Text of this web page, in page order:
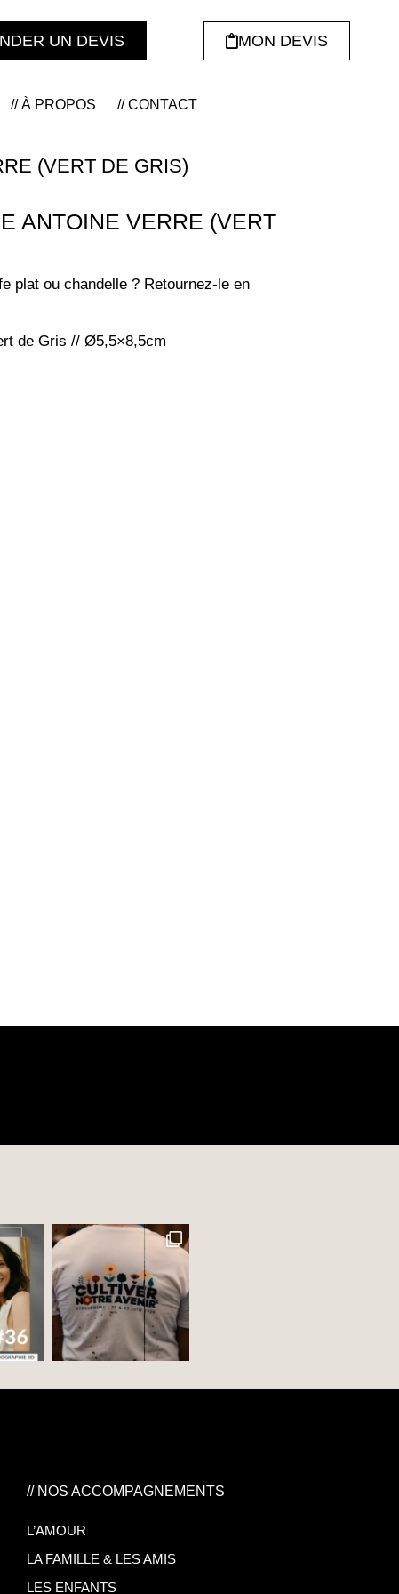
UN DEVIS MON DEVIS
// À PROPOS // CONTACT
(VERT DE GRIS)
ANTOINE VERRE (VERT
plat ou chandelle ? Retournez-le en
de Gris // Ø5,5×8,5cm
// NOS ACCOMPAGNEMENTS
L’AMOUR
LA FAMILLE & LES AMIS
LES ENFANTS